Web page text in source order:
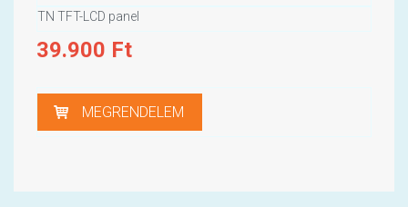
TN TFT-LCD panel
39.900 Ft
MEGRENDELEM